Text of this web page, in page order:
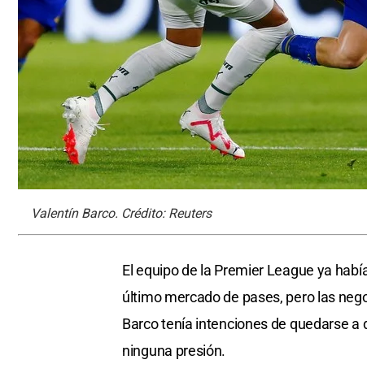
Valentín Barco. Crédito: Reuters
El equipo de la Premier League ya
último mercado de pases, pero las
Barco tenía intenciones de quedarse
ninguna presión.